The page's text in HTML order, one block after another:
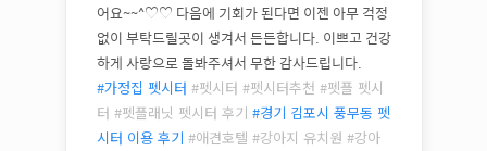
어요~~^♡♡ 다음에 기회가 된다면 이젠 아무 걱정
없이 부탁드릴곳이 생겨서 든든합니다. 이쁘고 건강
하게 사랑으로 돌봐주셔서 무한 감사드립니다.
#가정집 펫시터 #펫시터 #펫시터추천 #펫플 펫시
터 #펫플래닛 펫시터 후기 #경기 김포시 풍무동 펫
시터 이용 후기 #애견호텔 #강아지 유치원 #강아